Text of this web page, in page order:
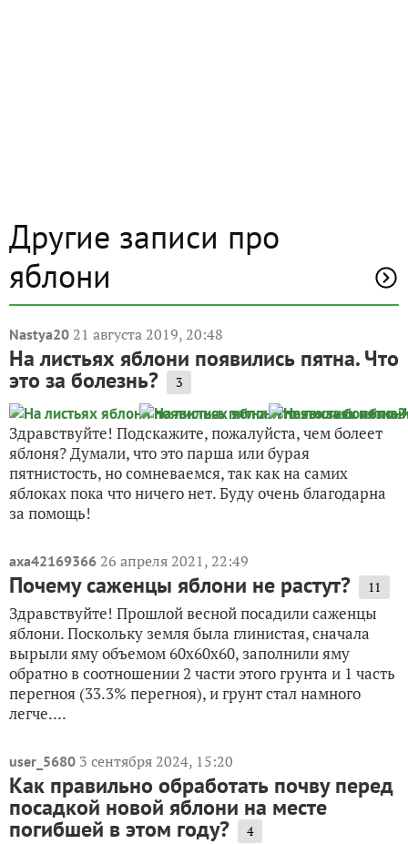
Другие записи про
яблони
Nastya20 21 августа 2019, 20:48
На листьях яблони появились пятна. Что
это за болезнь? 3
Здравствуйте! Подскажите, пожалуйста, чем болеет
яблоня? Думали, что это парша или бурая
пятнистость, но сомневаемся, так как на самих
яблоках пока что ничего нет. Буду очень благодарна
за помощь!
axa42169366 26 апреля 2021, 22:49
Почему саженцы яблони не растут? 11
Здравствуйте! Прошлой весной посадили саженцы
яблони. Поскольку земля была глинистая, сначала
вырыли яму объемом 60х60х60, заполнили яму
обратно в соотношении 2 части этого грунта и 1 часть
перегноя (33.3% перегноя), и грунт стал намного
легче....
user_5680 3 сентября 2024, 15:20
Как правильно обработать почву перед
посадкой новой яблони на месте
погибшей в этом году? 4